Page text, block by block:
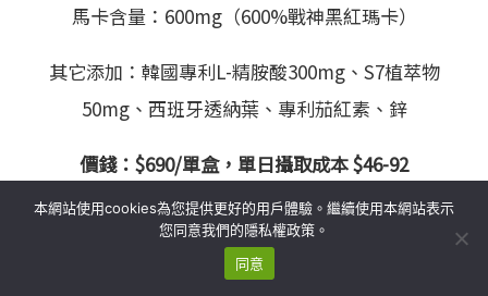
馬卡含量：600mg（600%戰神黑紅瑪卡）
其它添加：韓國專利L-精胺酸300mg、S7植萃物
50mg、西班牙透納葉、專利茄紅素、鋅
價錢：$690/單盒，單日攝取成本 $46-92
———————————————
本網站使用cookies為您提供更好的用戶體驗。繼續使用本網站表示
您同意我們的隱私權政策。
同意